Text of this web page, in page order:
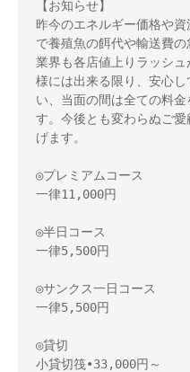
【お知らせ】
昨今のエネルギー価格や
で養殖魚の餌代や輸送費
業界も各店値上りラッシ
様には出来る限り、安心
い、当面の間は全ての料
す。今後とも変わらぬご
げます。
◎プレミアムコース
一律11,000円
◎半日コース
一律5,500円
◎サンクス一日コース
一律5,500円
◎貸切
小貸切筏•33,000円～